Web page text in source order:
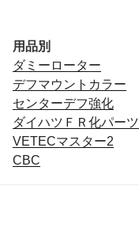
用品別
ダミーローター
デフマウントカラー
センターデフ強化
ダイハツＦＲ化パーツ
VETECマスター2
CBC